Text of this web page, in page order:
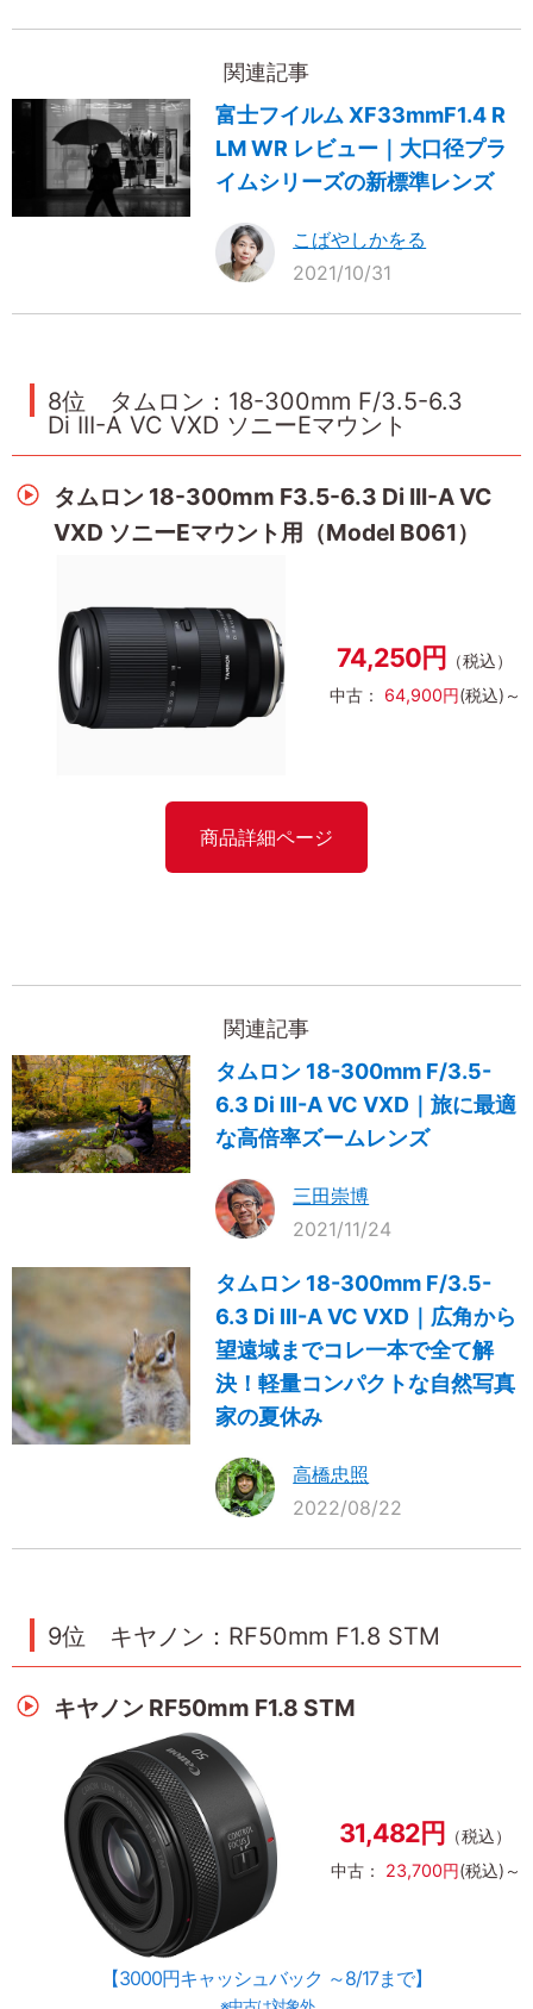
関連記事
富士フイルム XF33mmF1.4 R
LM WR レビュー｜大口径プラ
イムシリーズの新標準レンズ
こばやしかをる
2021/10/31
8位 タムロン：18-300mm F/3.5-6.3
Di III-A VC VXD ソニーEマウント
タムロン 18-300mm F3.5-6.3 Di III-A VC
VXD ソニーEマウント用（Model B061）
74,250円 （税込）
中古： 64,900円(税込)～
商品詳細ページ
関連記事
タムロン 18-300mm F/3.5-
6.3 Di III-A VC VXD｜旅に最適
な高倍率ズームレンズ
三田崇博
2021/11/24
タムロン 18-300mm F/3.5-
6.3 Di III-A VC VXD｜広角から
望遠域までコレ一本で全て解
決！軽量コンパクトな自然写真
家の夏休み
高橋忠照
2022/08/22
9位 キヤノン：RF50mm F1.8 STM
キヤノン RF50mm F1.8 STM
31,482円 （税込）
中古： 23,700円(税込)～
【3000円キャッシュバック ～8/17まで】